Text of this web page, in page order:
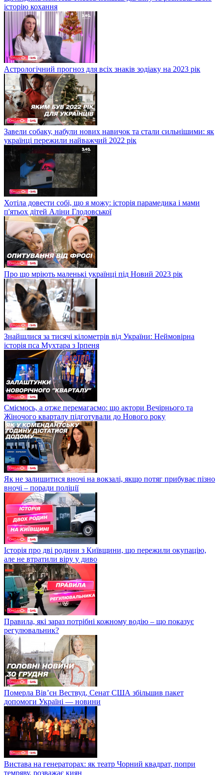
історію кохання
Астрологічний прогноз для всіх знаків зодіаку на 2023 рік
Завели собаку, набули нових навичок та стали сильнішими: як
українці пережили найважчий 2022 рік
Хотіла довести собі, що я можу: історія парамедика і мами
п'ятьох дітей Аліни Глодовської
Про що мріють маленькі українці під Новий 2023 рік
Знайшлися за тисячі кілометрів від України: Неймовірна
історія пса Мухтара з Ірпеня
Сміємось, а отже перемагаємо: що актори Вечірнього та
Жіночого кварталу підготували до Нового року
Як не залишитися вночі на вокзалі, якщо потяг прибуває пізно
вночі – поради поліції
Історія про дві родини з Київщини, що пережили окупацію,
але не втратили віру у диво
Правила, які зараз потрібні кожному водію – що показує
регулювальник?
Померла Вівʼєн Вествуд, Сенат США збільшив пакет
допомоги Україні — новини
Вистава на генераторах: як театр Чорний квадрат, попри
темряву, розважає киян